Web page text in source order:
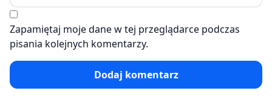
Zapamiętaj moje dane w tej przeglądarce podczas
pisania kolejnych komentarzy.
Dodaj komentarz